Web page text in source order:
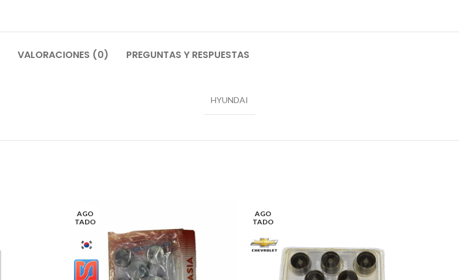
VALORACIONES (0) PREGUNTAS Y RESPUESTAS
HYUNDAI
AGO
TADO
AGO
TADO